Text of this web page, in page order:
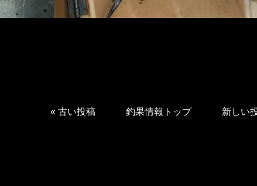
« 古い投稿 釣果情報トップ 新しい